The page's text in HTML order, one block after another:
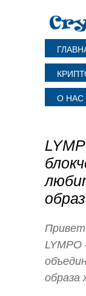
О НАС
образа